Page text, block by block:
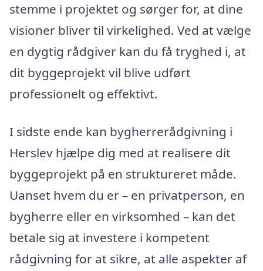
stemme i projektet og sørger for, at dine
visioner bliver til virkelighed. Ved at vælge
en dygtig rådgiver kan du få tryghed i, at
dit byggeprojekt vil blive udført
professionelt og effektivt.
I sidste ende kan bygherrerådgivning i
Herslev hjælpe dig med at realisere dit
byggeprojekt på en struktureret måde.
Uanset hvem du er – en privatperson, en
bygherre eller en virksomhed – kan det
betale sig at investere i kompetent
rådgivning for at sikre, at alle aspekter af